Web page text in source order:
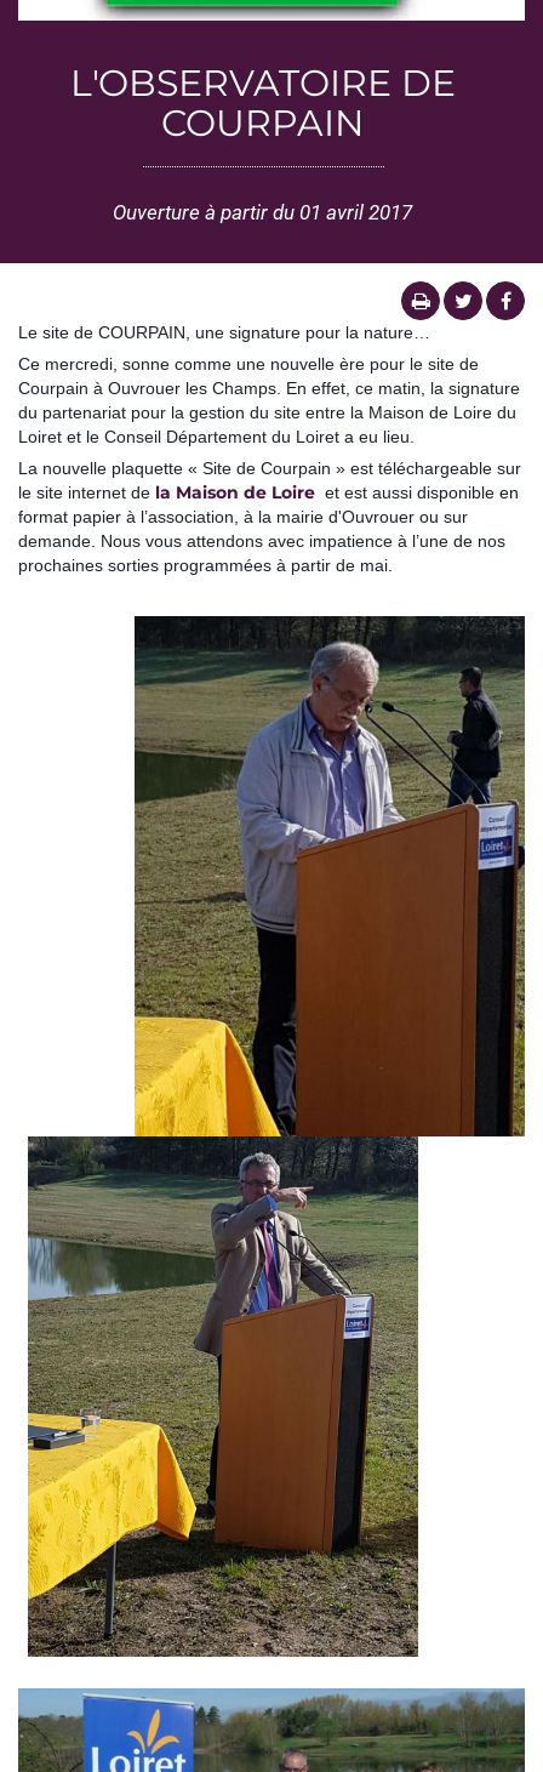
L'OBSERVATOIRE DE
COURPAIN
Ouverture à partir du 01 avril 2017
Le site de COURPAIN, une signature pour la nature…
Ce mercredi, sonne comme une nouvelle ère pour le site de
Courpain à Ouvrouer les Champs. En effet, ce matin, la signature
du partenariat pour la gestion du site entre la Maison de Loire du
Loiret et le Conseil Département du Loiret a eu lieu.
La nouvelle plaquette « Site de Courpain » est téléchargeable sur
le site internet de la Maison de Loire et est aussi disponible en
format papier à l’association, à la mairie d'Ouvrouer ou sur
demande. Nous vous attendons avec impatience à l’une de nos
prochaines sorties programmées à partir de mai.